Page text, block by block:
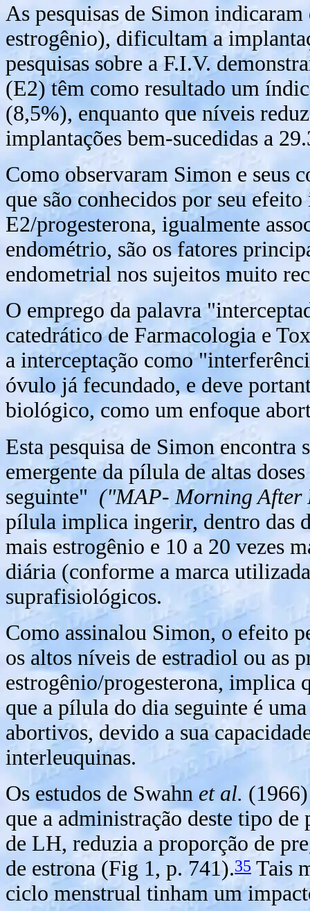
As pesquisas de Simon
estrogênio), dificultam a
pesquisas sobre a F.I.V.
(E2) têm como resultado um
(8,5%), enquanto que níveis
implantações bem-sucedidas a
Como observaram Simon e seus
que são conhecidos por seu
E2/progesterona, igualmente
endométrio, são os fatores
endometrial nos sujeitos muito
O emprego da palavra
catedrático de Farmacologia e
a interceptação como
óvulo já fecundado, e deve
biológico, como um enfoque
Esta pesquisa de Simon
emergente da pílula de altas
seguinte" ("MAP- Morning
pílula implica ingerir, dentro das
mais estrogênio e 10 a 20 vezes
diária (conforme a marca
suprafisiológicos.
Como assinalou Simon, o efeito
os altos níveis de estradiol ou as
estrogênio/progesterona, implica
que a pílula do dia seguinte é
abortivos, devido a sua
interleuquinas.
Os estudos de Swahn et al. (1966)
que a administração deste tipo de
de LH, reduzia a proporção de
de estrona (Fig 1, p. 741).35 Tais
ciclo menstrual tinham um